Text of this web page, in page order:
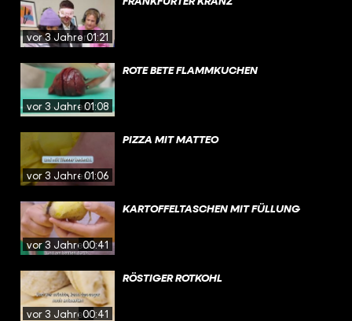
vor 3 Jahren01:21
vor 3 Jahren01:08
ROTE BETE FLAMMKUCHEN
vor 3 Jahren01:06
PIZZA MIT MATTEO
vor 3 Jahren00:41
KARTOFFELTASCHEN MIT FÜLLUNG
vor 3 Jahren00:41
RÖSTIGER ROTKOHL